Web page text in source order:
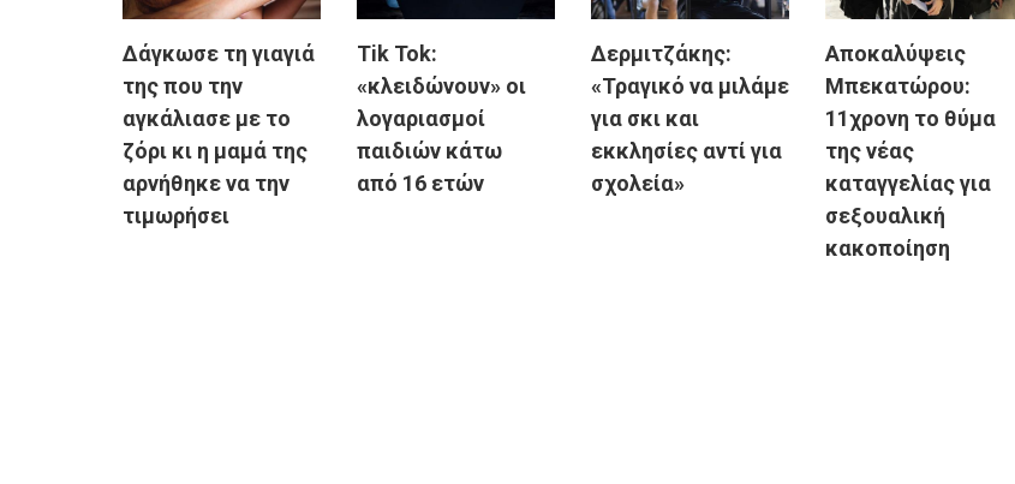
Δάγκωσε τη γιαγιά
της που την
αγκάλιασε με το
ζόρι κι η μαμά της
αρνήθηκε να την
τιμωρήσει
Tik Tok:
«κλειδώνουν» οι
λογαριασμοί
παιδιών κάτω
από 16 ετών
Δερμιτζάκης:
«Τραγικό να μιλάμε
για σκι και
εκκλησίες αντί για
σχολεία»
Αποκαλύψεις
Μπεκατώρου:
11χρονη το θύμα
της νέας
καταγγελίας για
σεξουαλική
κακοποίηση